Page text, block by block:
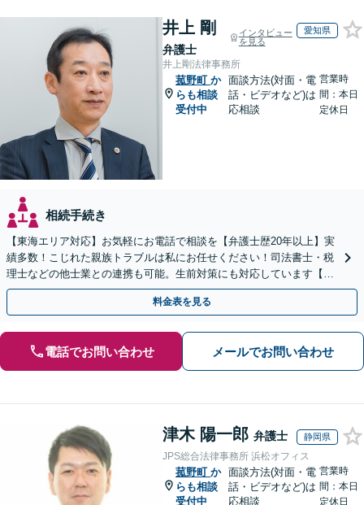
井上 剛
弁護士
インタビュー
を見る
愛知県
井上剛法律事務所
菰野町 か
らも相談
受付中
面談方法(対面・電
話・ビデオなど)は
応相談
営業時
間：本日
定休日
相続手続き
【東海エリア対応】お気軽にお電話で相談を【弁護士歴20年以上】実
績多数！こじれた親族トラブルは私にお任せください！司法書士・税
理士などの他士業との連携も可能。生前対策にも対応しています【夜
間・休日面談可】【完全個室・秘密厳守】
料金表を見る
電話でお問い合わせ メールでお問い合わせ
津木 陽一郎 弁護士 静岡県
JPS総合法律事務所 浜松オフィス
菰野町 か
らも相談
受付中
面談方法(対面・電
話・ビデオなど)は
応相談
営業時
間：本日
定休日